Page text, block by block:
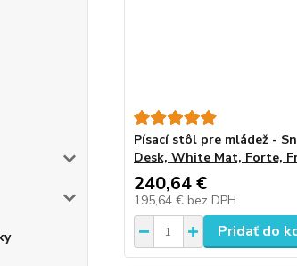
Písací stôl pre mládež -
Desk, White Mat, Forte,
240,64 €
195,64 € bez DPH
Pridať do